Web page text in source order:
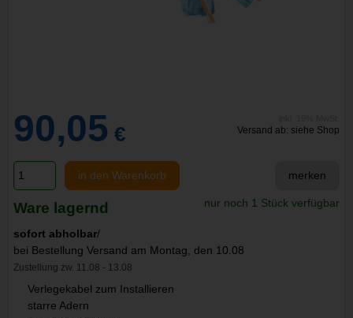
90,05 € Versand ab: siehe Shop
in den Warenkorb merken
Ware lagernd nur noch 1 Stück verfügbar
sofort abholbar/
bei Bestellung Versand am Montag, den 10.08
Zustellung zw. 11.08 - 13.08
Verlegekabel zum Installieren
starre Adern